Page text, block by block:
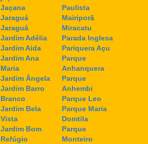
Jaçana
Jaraguá
Jaraguá
Jardim Adélia
Jardim Aida
Jardim Ana
Maria
Jardim Ângela
Jardim Barro
Branco
Jardim Bela
Vista
Jardim Bom
Refúgio
Paulista
Mairiporã
Miracatu
Parada Inglesa
Pariquera Açu
Parque
Anhanquera
Parque
Anhembi
Parque Leo
Parque Maria
Domtila
Parque
Monteiro